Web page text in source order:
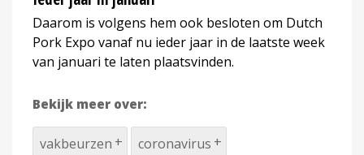
Daarom is volgens hem ook besloten om Dutch
Pork Expo vanaf nu ieder jaar in de laatste week
van januari te laten plaatsvinden.
Bekijk meer over:
vakbeurzen coronavirus